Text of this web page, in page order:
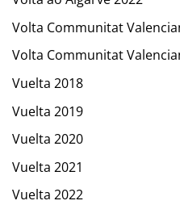
Volta Communitat
Volta Communitat
Vuelta 2018
Vuelta 2019
Vuelta 2020
Vuelta 2021
Vuelta 2022